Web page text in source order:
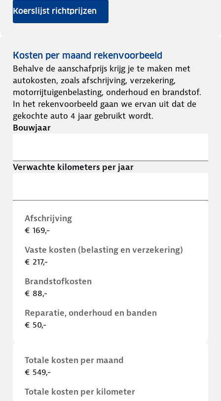
Koerslijst richtprijzen
Kosten per maand rekenvoorbeeld
Behalve de aanschafprijs krijg je te maken met
autokosten, zoals afschrijving, verzekering,
motorrijtuigenbelasting, onderhoud en brandstof.
In het rekenvoorbeeld gaan we ervan uit dat de
gekochte auto 4 jaar gebruikt wordt.
Bouwjaar
Verwachte kilometers per jaar
Afschrijving
€ 169,-
Vaste kosten (belasting en verzekering)
€ 217,-
Brandstofkosten
€ 88,-
Reparatie, onderhoud en banden
€ 50,-
Totale kosten per maand
€ 549,-
Totale kosten per kilometer